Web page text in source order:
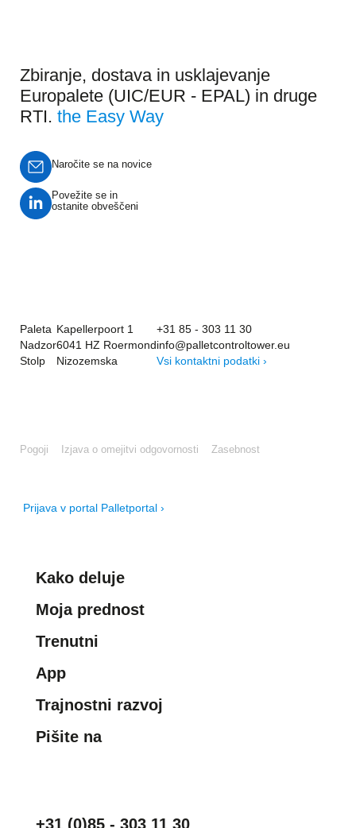
Zbiranje, dostava in usklajevanje
Europalete (UIC/EUR - EPAL) in druge
RTI. the Easy Way
Naročite se na novice
Povežite se in
ostanite obveščeni
Paleta
Nadzor
Stolp
Kapellerpoort 1
6041 HZ Roermond
Nizozemska
+31 85 - 303 11 30
info@palletcontroltower.eu
Vsi kontaktni podatki ›
Pogoji Izjava o omejitvi odgovornosti Zasebnost
Prijava v portal Palletportal ›
Kako deluje
Moja prednost
Trenutni
App
Trajnostni razvoj
Pišite na
+31 (0)85 - 303 11 30